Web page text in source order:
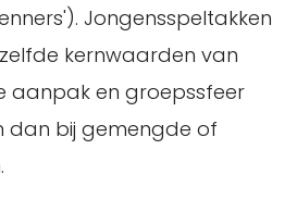
Jongensspeltakken
kernwaarden van
aanpak en groepssfeer
dan bij gemengde of